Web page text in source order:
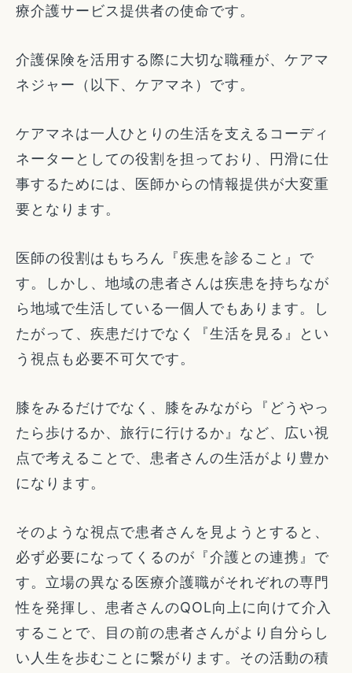
療介護サービス提供者の使命です。
介護保険を活用する際に大切な職種が、ケアマ
ネジャー（以下、ケアマネ）です。
ケアマネは一人ひとりの生活を支えるコーディ
ネーターとしての役割を担っており、円滑に仕
事するためには、医師からの情報提供が大変重
要となります。
医師の役割はもちろん『疾患を診ること』で
す。しかし、地域の患者さんは疾患を持ちなが
ら地域で生活している一個人でもあります。し
たがって、疾患だけでなく『生活を見る』とい
う視点も必要不可欠です。
膝をみるだけでなく、膝をみながら『どうやっ
たら歩けるか、旅行に行けるか』など、広い視
点で考えることで、患者さんの生活がより豊か
になります。
そのような視点で患者さんを見ようとすると、
必ず必要になってくるのが『介護との連携』で
す。立場の異なる医療介護職がそれぞれの専門
性を発揮し、患者さんのQOL向上に向けて介入
することで、目の前の患者さんがより自分らし
い人生を歩むことに繋がります。その活動の積